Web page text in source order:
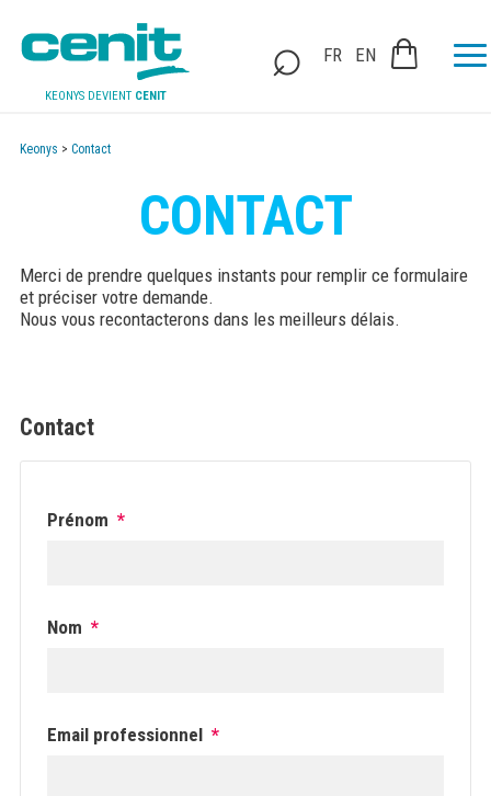
KEONYS DEVIENT CENIT
FR EN
Keonys > Contact
CONTACT
Merci de prendre quelques instants pour remplir ce formulaire
et préciser votre demande.
Nous vous recontacterons dans les meilleurs délais.
Contact
Prénom *
Nom *
Email professionnel *